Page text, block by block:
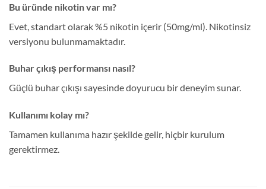
Bu üründe nikotin var mı?
Evet, standart olarak %5 nikotin içerir (50mg/ml). Nikotinsiz
versiyonu bulunmamaktadır.
Buhar çıkış performansı nasıl?
Güçlü buhar çıkışı sayesinde doyurucu bir deneyim sunar.
Kullanımı kolay mı?
Tamamen kullanıma hazır şekilde gelir, hiçbir kurulum
gerektirmez.